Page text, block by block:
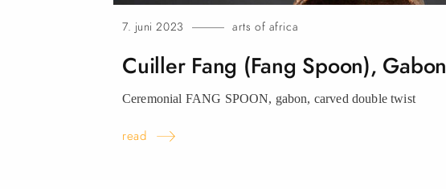
7. juni 2023 arts of africa
Cuiller Fang (Fang Spoon), Gabon
Ceremonial FANG SPOON, gabon, carved double twist
read